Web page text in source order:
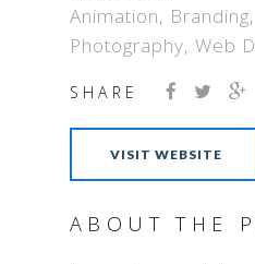
Animation, Branding,
Photography,Web
SHARE
VISIT WEBSITE
ABOUT THE